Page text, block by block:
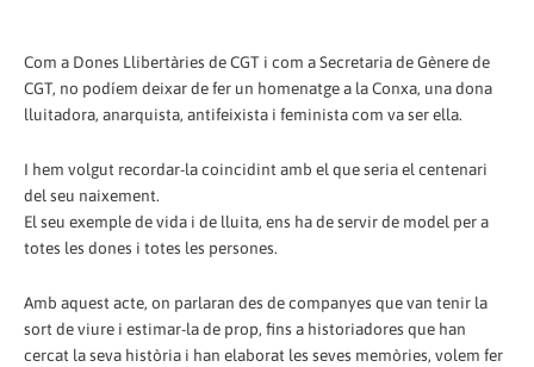
Com a Dones Llibertàries de CGT i com a Secretaria de Gènere de
CGT, no podíem deixar de fer un homenatge a la Conxa, una dona
lluitadora, anarquista, antifeixista i feminista com va ser ella.
I hem volgut recordar-la coincidint amb el que seria el centenari
del seu naixement.
El seu exemple de vida i de lluita, ens ha de servir de model per a
totes les dones i totes les persones.
Amb aquest acte, on parlaran des de companyes que van tenir la
sort de viure i estimar-la de prop, fins a historiadores que han
cercat la seva història i han elaborat les seves memòries, volem fer